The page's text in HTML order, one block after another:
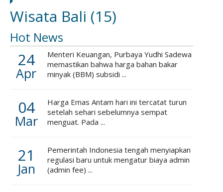
Wisata Bali (15)
Hot News
24
Apr
Menteri Keuangan, Purbaya Yudhi Sadewa
memastikan bahwa harga bahan bakar
minyak (BBM) subsidi ...
04
Mar
Harga Emas Antam hari ini tercatat turun
setelah sehari sebelumnya sempat
menguat. Pada ...
21
Jan
Pemerintah Indonesia tengah menyiapkan
regulasi baru untuk mengatur biaya admin
(admin fee) ...